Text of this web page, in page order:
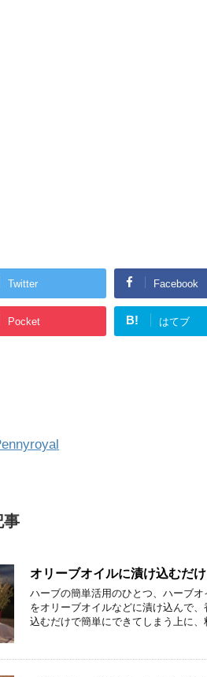
Twitter Facebook
Pocket B! はてブ
事
オリーブオイルに漬け込むだ
ハーブの簡単活用のひとつ、ハーブ
をオリーブオイルなどに漬け込んで
込むだけで簡単にできてしまう上に